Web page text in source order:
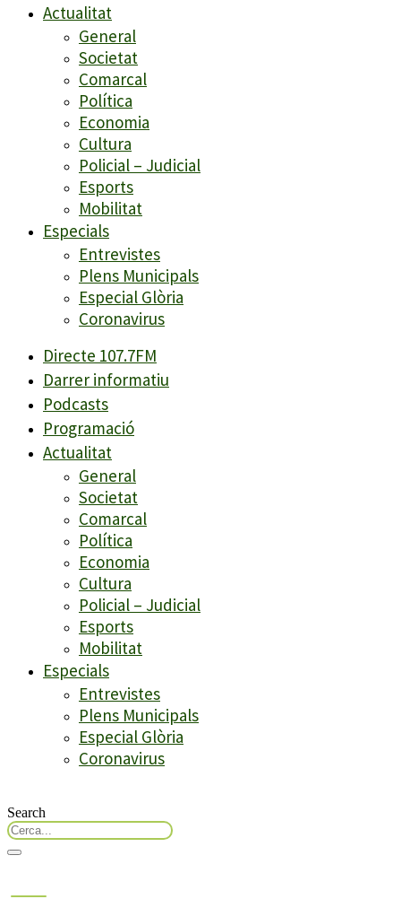
Actualitat
General
Societat
Comarcal
Política
Economia
Cultura
Policial – Judicial
Esports
Mobilitat
Especials
Entrevistes
Plens Municipals
Especial Glòria
Coronavirus
Directe 107.7FM
Darrer informatiu
Podcasts
Programació
Actualitat
General
Societat
Comarcal
Política
Economia
Cultura
Policial – Judicial
Esports
Mobilitat
Especials
Entrevistes
Plens Municipals
Especial Glòria
Coronavirus
Search